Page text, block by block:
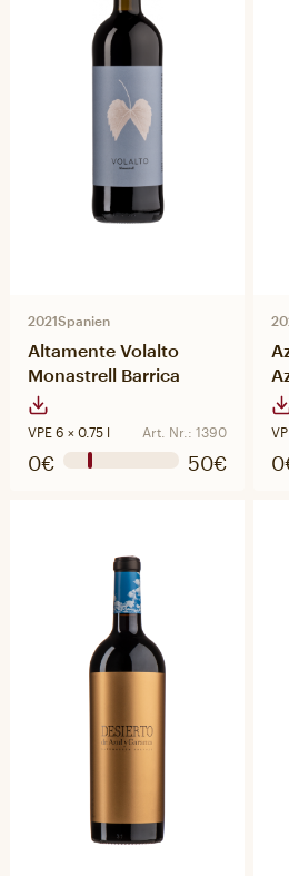
2021Spanien
Altamente Volalto
Monastrell Barrica
VPE 6 × 0.75 l Art. Nr.: 1390
0€ 50€